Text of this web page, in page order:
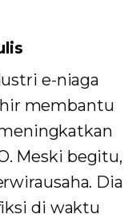
e-niaga
membantu
Meski begitu,
Dia
di waktu